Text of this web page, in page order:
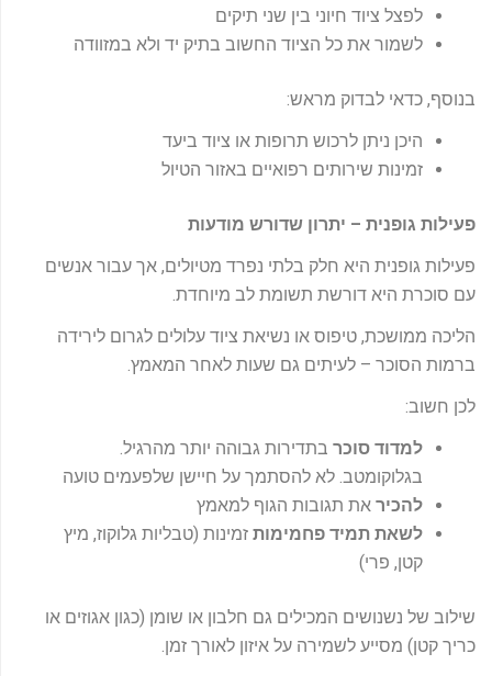
לפצל ציוד חיוני בין שני תיקים
לשמור את כל הציוד החשוב בתיק יד ולא במזוודה
בנוסף, כדאי לבדוק מראש:
היכן ניתן לרכוש תרופות או ציוד ביעד
זמינות שירותים רפואיים באזור הטיול
פעילות גופנית – יתרון שדורש מודעות
פעילות גופנית היא חלק בלתי נפרד מטיולים, אך עבור אנשים
עם סוכרת היא דורשת תשומת לב מיוחדת.
הליכה ממושכת, טיפוס או נשיאת ציוד עלולים לגרום לירידה
ברמות הסוכר – לעיתים גם שעות לאחר המאמץ.
לכן חשוב:
למדוד סוכר בתדירות גבוהה יותר מהרגיל.
בגלוקומטב. לא להסתמך על חיישן שלפעמים טועה
להכיר את תגובות הגוף למאמץ
לשאת תמיד פחמימות זמינות (טבליות גלוקוז, מיץ
קטן, פרי)
שילוב של נשנושים המכילים גם חלבון או שומן (כגון אגוזים או
כריך קטן) מסייע לשמירה על איזון לאורך זמן.